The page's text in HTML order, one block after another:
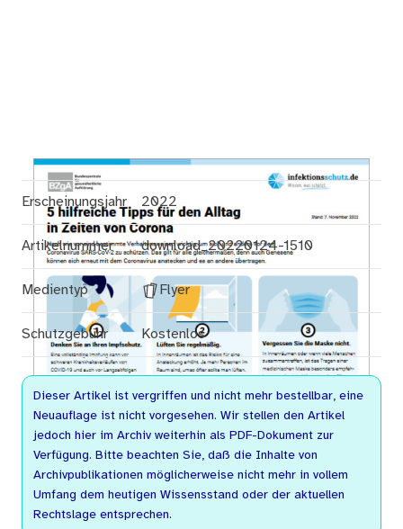
Erscheinungsjahr 2022
Artikelnummer download_20220124-1510
Medientyp Flyer
Schutzgebühr Kostenlos
Dieser Artikel ist vergriffen und nicht mehr bestellbar, eine
Neuauflage ist nicht vorgesehen. Wir stellen den Artikel
jedoch hier im Archiv weiterhin als PDF-Dokument zur
Verfügung. Bitte beachten Sie, daß die Inhalte von
Archivpublikationen möglicherweise nicht mehr in vollem
Umfang dem heutigen Wissensstand oder der aktuellen
Rechtslage entsprechen.